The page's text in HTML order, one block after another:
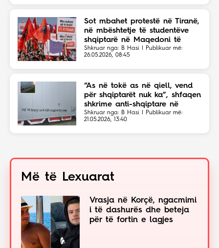
Sot mbahet protestë në Tiranë,
në mbështetje të studentëve
shqiptarë në Maqedoni të
Veriut
Shkruar nga: B Hasi | Publikuar më:
26.05.2026, 08:45
“As në tokë as në qiell, vend
për shqiptarët nuk ka”, shfaqen
shkrime anti-shqiptare në
Shkup
Shkruar nga: B Hasi | Publikuar më:
21.05.2026, 13:40
Më të Lexuarat
Vrasja në Korçë, ngacmimi
i të dashurës dhe beteja
për të fortin e lagjes